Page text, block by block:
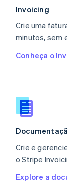
Invoicing
Crie uma
minutos, sem
Conheça o
Crie e
o Stripe
Explore a
Noruega
English
Nova
English
Nederlands
Português
RAE de
Reino
República
English
English